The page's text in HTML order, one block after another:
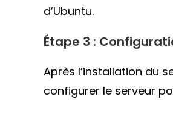
d’Ubuntu.
Étape 3 :
Après l’installation du
configurer le serveur